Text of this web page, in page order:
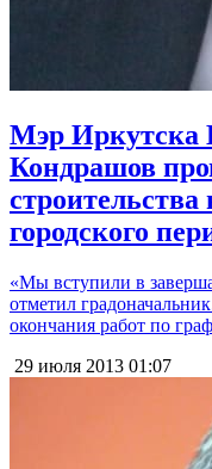
Мэр Иркутска
Кондрашов
строительства
городского
«Мы вступили в
отметил
окончания работ по
29 июля 2013 01:07